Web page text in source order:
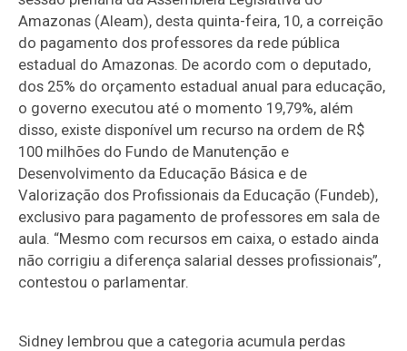
Amazonas (Aleam), desta quinta-feira, 10, a correição
do pagamento dos professores da rede pública
estadual do Amazonas. De acordo com o deputado,
dos 25% do orçamento estadual anual para educação,
o governo executou até o momento 19,79%, além
disso, existe disponível um recurso na ordem de R$
100 milhões do Fundo de Manutenção e
Desenvolvimento da Educação Básica e de
Valorização dos Profissionais da Educação (Fundeb),
exclusivo para pagamento de professores em sala de
aula. “Mesmo com recursos em caixa, o estado ainda
não corrigiu a diferença salarial desses profissionais”,
contestou o parlamentar.
Sidney lembrou que a categoria acumula perdas